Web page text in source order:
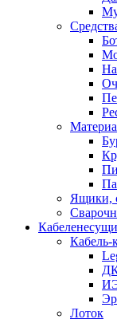
Ящики,
Кабель-
Лоток